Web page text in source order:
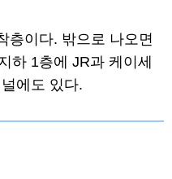
층이다. 밖으로 나오면
하 1층에 JR과 케이세
에도 있다.